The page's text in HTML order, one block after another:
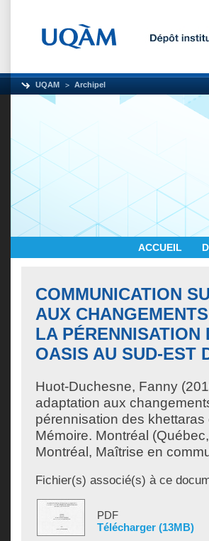
UQAM Archipel
ACCUEIL
COMMUNICATION
AUX
LA PÉRENNISATION
OASIS AU SUD-EST
Huot-Duchesne, Fanny
adaptation aux
pérennisation des
Mémoire. Montréal
Montréal, Maîtrise en
Fichier(s) associé(s) à ce
PDF
Télécharger (13MB)